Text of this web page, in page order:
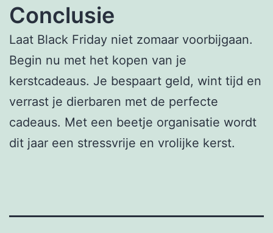
Conclusie
Laat Black Friday niet zomaar voorbijgaan.
Begin nu met het kopen van je
kerstcadeaus. Je bespaart geld, wint tijd en
verrast je dierbaren met de perfecte
cadeaus. Met een beetje organisatie wordt
dit jaar een stressvrije en vrolijke kerst.